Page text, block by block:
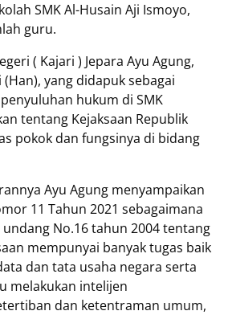
SMK Al-Husain Aji Ismoyo,
guru.
( Kajari ) Jepara Ayu Agung,
(Han), yang didapuk sebagai
hukum di SMK
tentang Kejaksaan Republik
pokok dan fungsinya di bidang
Ayu Agung menyampaikan
11 Tahun 2021 sebagaimana
No.16 tahun 2004 tentang
mempunyai banyak tugas baik
dan tata usaha negara serta
melakukan intelijen
dan ketentraman umum,